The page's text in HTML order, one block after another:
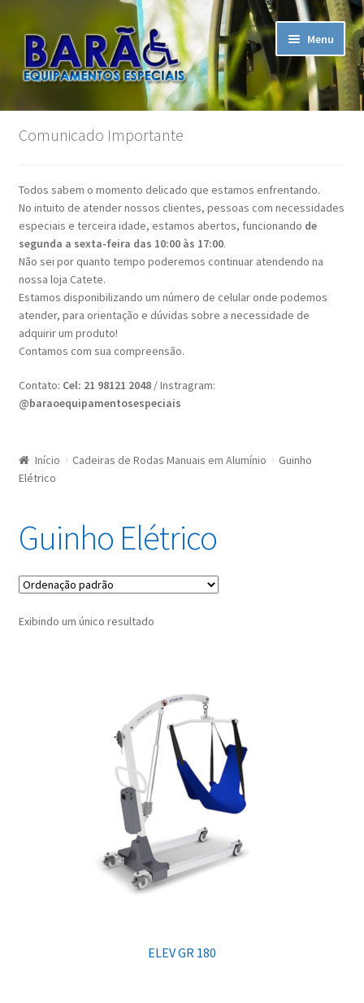
Pular
para
navegação
Pular
para
o
Menu
Início
Assistência Técnica
Carrinho
Contato
Finalizar compra
Minha conta
Nossas Lojas
Request a Quote
Comunicado Importante
Todos sabem o momento delicado que estamos enfrentando.
No intuito de atender nossos clientes, pessoas com necessidades
especiais e terceira idade, estamos abertos, funcionando de
segunda a sexta-feira das 10:00 às 17:00.
Não sei por quanto tempo poderemos continuar atendendo na
nossa loja Catete.
Estamos disponibilizando um número de celular onde podemos
atender, para orientação e dúvidas sobre a necessidade de
adquirir um produto!
Contamos com sua compreensão.
Contato: Cel: 21 98121 2048/ Instragram:
@baraoequipamentosespeciais
Início Cadeiras de Rodas Manuais em Alumínio
Guinho
Elétrico
Guinho Elétrico
Exibindo um único resultado
ELEV GR 180